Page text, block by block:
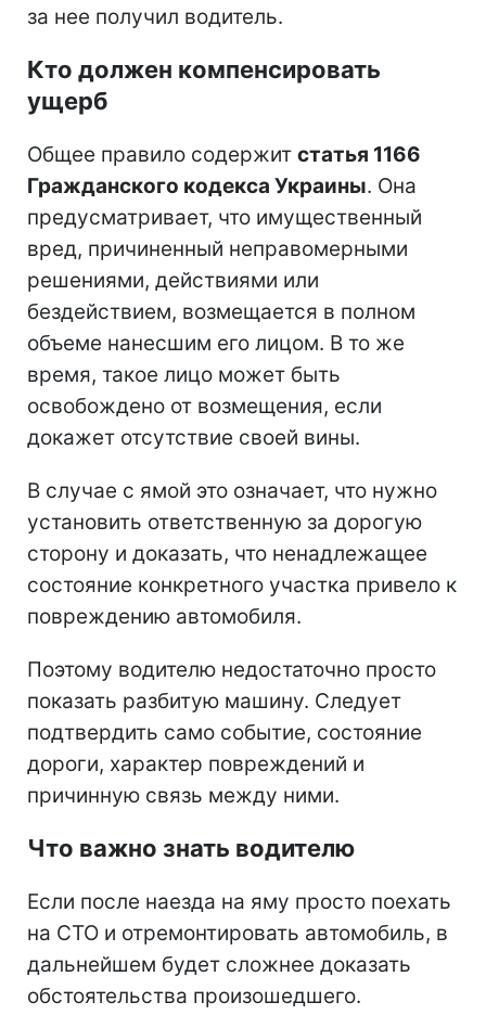
за нее получил водитель.
Кто должен компенсировать
ущерб
Общее правило содержит статья 1166
Гражданского кодекса Украины. Она
предусматривает, что имущественный
вред, причиненный неправомерными
решениями, действиями или
бездействием, возмещается в полном
объеме нанесшим его лицом. В то же
время, такое лицо может быть
освобождено от возмещения, если
докажет отсутствие своей вины.
В случае с ямой это означает, что нужно
установить ответственную за дорогую
сторону и доказать, что ненадлежащее
состояние конкретного участка привело к
повреждению автомобиля.
Поэтому водителю недостаточно просто
показать разбитую машину. Следует
подтвердить само событие, состояние
дороги, характер повреждений и
причинную связь между ними.
Что важно знать водителю
Если после наезда на яму просто поехать
на СТО и отремонтировать автомобиль, в
дальнейшем будет сложнее доказать
обстоятельства произошедшего.